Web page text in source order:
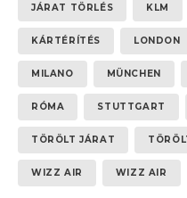
JÁRAT TÖRLÉS KLM
KÁRTÉRÍTÉS LONDON
MILANO MÜNCHEN
RÓMA STUTTGART
TÖRÖLT JÁRAT
WIZZ AIR WIZZ AIR